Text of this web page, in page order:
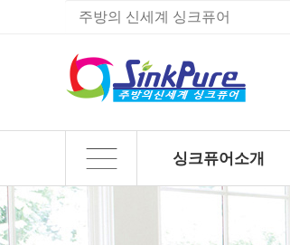
싱크퓨어소개
하위분류